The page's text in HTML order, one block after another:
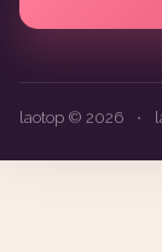
laotop © 2026 •